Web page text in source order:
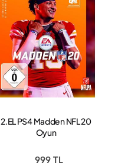
2.EL PS4 Madden NFL 20
Oyun
999 TL